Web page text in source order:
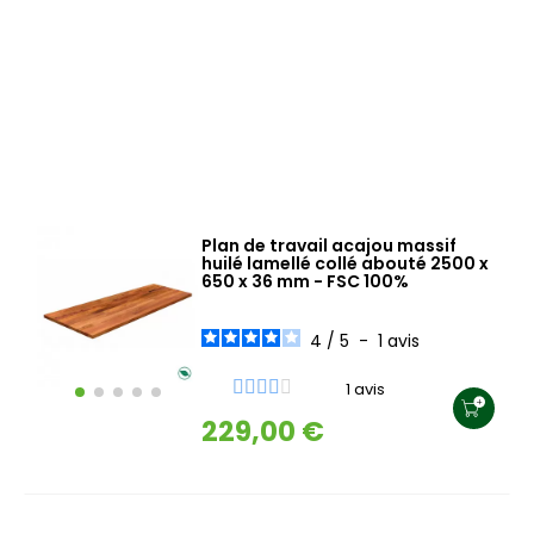
Plan de travail acajou massif
huilé lamellé collé abouté 2500 x
650 x 36 mm - FSC 100%
4 / 5 - 1 avis
1 avis
229,00 €